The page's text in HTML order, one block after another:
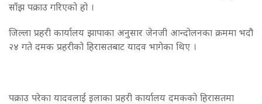
साँझ पक्राउ गरिएको हो ।
जिल्ला प्रहरी कार्यालय झापाका अनुसार जेनजी आन्दोलनका क्रममा भदौ
२४ गते दमक प्रहरीको हिरासतबाट यादव भागेका थिए ।
पक्राउ परेका यादवलाई इलाका प्रहरी कार्यालय दमकको हिरासतमा